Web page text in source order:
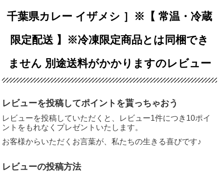
千葉県カレー イザメシ ］※【 常温・冷蔵
限定配送 】※冷凍限定商品とは同梱でき
ません 別途送料がかかりますのレビュー
レビューを投稿してポイントを貰っちゃおう
レビューを投稿していただくと、レビュー1件につき10ポイ
ントをもれなくプレゼントいたします。
お客様からいただくお言葉が、私たちの生きる喜びです♪
レビューの投稿方法